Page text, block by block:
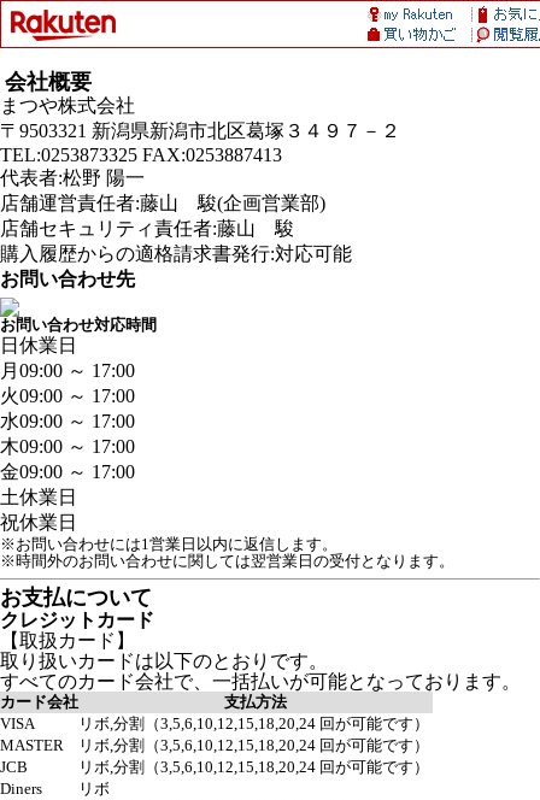
会社概要
まつや株式会社
〒9503321 新潟県新潟市北区葛塚３４９７－２
TEL:0253873325 FAX:0253887413
代表者:松野 陽一
店舗運営責任者:藤山 駿(企画営業部)
店舗セキュリティ責任者:藤山 駿
購入履歴からの適格請求書発行:対応可能
お問い合わせ先
お問い合わせ対応時間
日 休業日
月 09:00 ～ 17:00
火09:00 ～ 17:00
水09:00 ～ 17:00
木09:00 ～ 17:00
金09:00 ～ 17:00
土休業日
祝休業日
※お問い合わせには1営業日以内に返信します。
※時間外のお問い合わせに関しては翌営業日の受付となります。
お支払について
クレジットカード
【取扱カード】
取り扱いカードは以下のとおりです。
すべてのカード会社で、一括払いが可能となっております。
カード会社
支払方法
VISA
リボ,分割（3,5,6,10,12,15,18,20,24 回が可能です）
MASTER
リボ,分割（3,5,6,10,12,15,18,20,24 回が可能です）
JCB
リボ,分割（3,5,6,10,12,15,18,20,24 回が可能です）
Diners
リボ